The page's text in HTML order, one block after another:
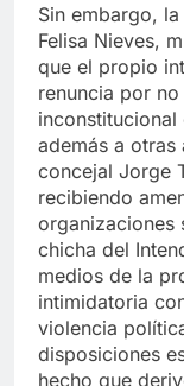
Sin embargo,
Felisa Nieves,
que el propio
renuncia por
además a
concejal Jorge
recibiendo
organizaciones
chicha del
medios de la
intimidatoria
violencia
disposiciones
hecho que